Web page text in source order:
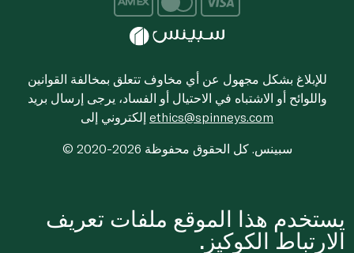
للإبلاغ بشكل مجهول عن أي مخاوف تتعلق بمخالفة القوانين
واللوائح أو الاشتباه في الاحتيال أو الفساد، يرجى إرسال بريد
ethics@spinneys.com
© 2020-2026 سبينس. كل الحقوق محفوظة
يستخدم هذا الموقع ملفات تعريف
الارتباط الكوكيز.